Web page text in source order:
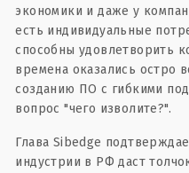
экономики и даже у
есть индивидуальные
способны удовлетворить
времена оказались остро
созданию ПО с гибкими
вопрос "чего изволите?".
Глава Sibedge
индустрии в РФ даст